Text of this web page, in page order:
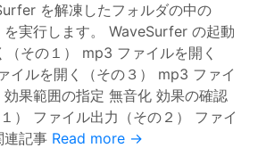
を解凍したフォルダの中の
を実行します。 WaveSurfer の起動
その１） mp3 ファイルを開く
イルを開く（その３） mp3 ファイ
果範囲の指定 無音化 効果の確認
） ファイル出力（その２） ファイ
連記事 Read more →